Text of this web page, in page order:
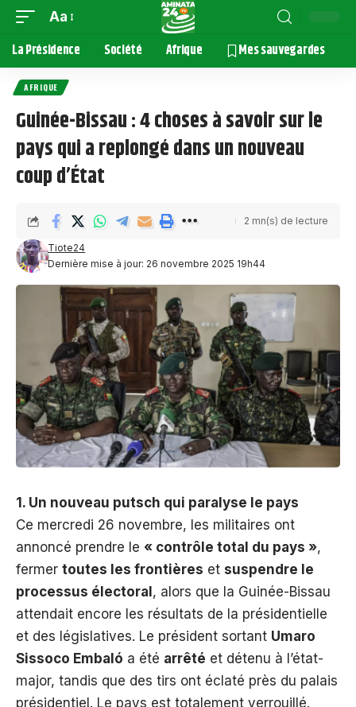
Aa
La Présidence Société Afrique Mes sauvegardes
AFRIQUE
Guinée-Bissau : 4 choses à savoir sur le
pays qui a replongé dans un nouveau
coup d’État
Dernière mise à jour: 26 novembre 2025 19h44
Tiote24
2 mn(s) de lecture
1. Un nouveau putsch qui paralyse le pays
Ce mercredi 26 novembre, les militaires ont
annoncé prendre le « contrôle total du pays »,
fermer toutes les frontières et suspendre le
processus électoral , alors que la Guinée-Bissau
attendait encore les résultats de la présidentielle
et des législatives. Le président sortant Umaro
Sissoco Embaló a été arrêté et détenu à l’état-
major, tandis que des tirs ont éclaté près du palais
présidentiel. Le pays est totalement verrouillé.